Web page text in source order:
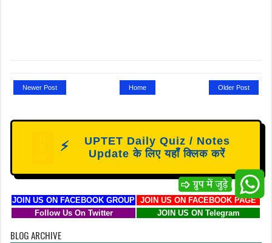
Newer Post Older Post
Home
⚡
UPTET Daily Quiz / Notes
Update के लिए यहाँ क्लिक करें
JOIN US ON FACEBOOK GROUP
JOIN US ON FACEBOOK PAGE
Follow Us On Twitter
JOIN US ON Telegram
BLOG ARCHIVE